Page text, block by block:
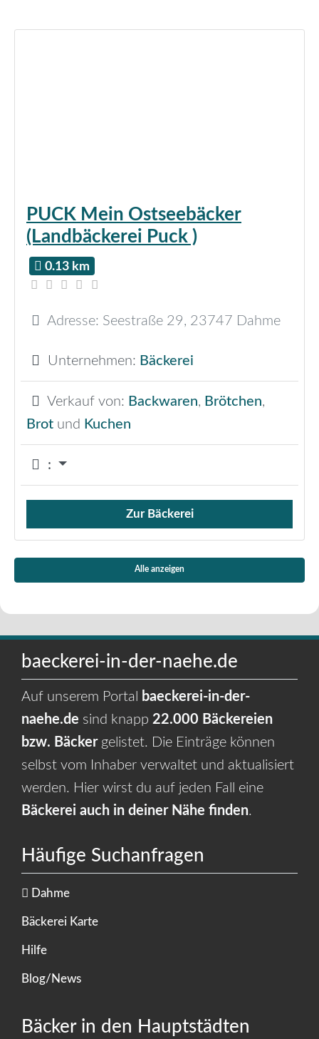
PUCK Mein Ostseebäcker
(Landbäckerei Puck )
0.13 km
Adresse: Seestraße 29, 23747 Dahme
Unternehmen: Bäckerei
Verkauf von: Backwaren, Brötchen,
Brot und Kuchen
:
Verkauf von Brötchen,
Zur Bäckerei
Alle anzeigen
baeckerei-in-der-naehe.de
Auf unserem Portal
baeckerei-in-der-
naehe.de sind knapp 22.000 Bäckereien
bzw. Bäckergelistet. Die Einträge können
selbst vom Inhaber verwaltet und aktualisiert
werden. Hier wirst du auf jeden Fall eine
Bäckerei auch in deiner Nähe finden.
Häufige Suchanfragen
Dahme
Bäckerei Karte
Hilfe
Blog/News
Bäcker in den Hauptstädten